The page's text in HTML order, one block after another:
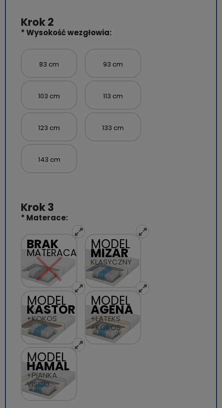
*Wysokość wezgłowia:
83 cm 93 cm
103 cm 113 cm
123 cm 133 cm
143 cm
* Materace:
BRAK
MATERACA
MODEL
MIZAR
KLASYCZNY
MODEL
KASTOR
+KOKOS
MODEL
AGENA
+LATEKS
+KOKOS
MODEL
HAMAL
+PIANKA
VISCO